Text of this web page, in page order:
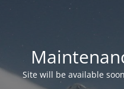
Site will be available